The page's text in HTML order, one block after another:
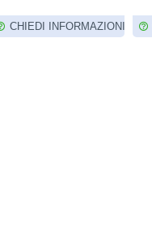
CHIEDI INFORMAZIONI